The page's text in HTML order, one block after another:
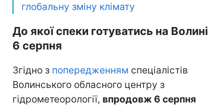
глобальну зміну клімату
До якої спеки готуватись на Волині
6 серпня
Згідно з попередженням спеціалістів
Волинського обласного центру з
гідрометеорології, впродовж 6 серпня